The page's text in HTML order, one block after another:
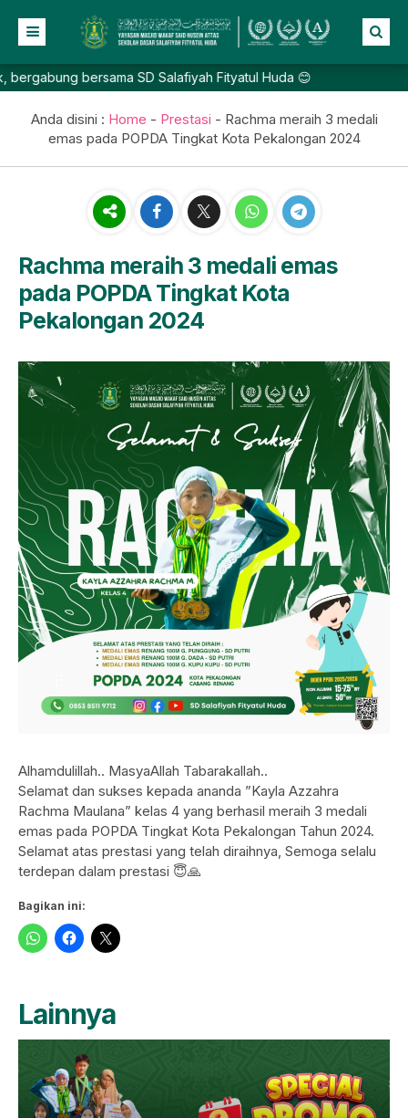
Beranda
Profil
NEW
Lainnya
bersama SD Salafiyah Fityatul Huda 😊
Anda disini : Home - Prestasi - Rachma meraih 3 medali
emas pada POPDA Tingkat Kota Pekalongan 2024
Rachma meraih 3 medali emas
pada POPDA Tingkat Kota
Pekalongan 2024
Alhamdulillah.. MasyaAllah Tabarakallah..
Selamat dan sukses kepada ananda ”Kayla Azzahra
Rachma Maulana” kelas 4 yang berhasil meraih 3 medali
emas pada POPDA Tingkat Kota Pekalongan Tahun 2024.
Selamat atas prestasi yang telah diraihnya, Semoga selalu
terdepan dalam prestasi 😇🙏
Bagikan ini:
Lainnya